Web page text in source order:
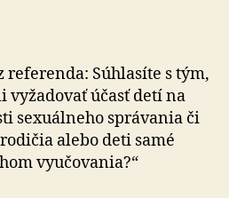
referenda: Súhlasíte s tým,
vyžadovať účasť detí na
sexuálneho správania či
alebo deti samé
vyučovania?“